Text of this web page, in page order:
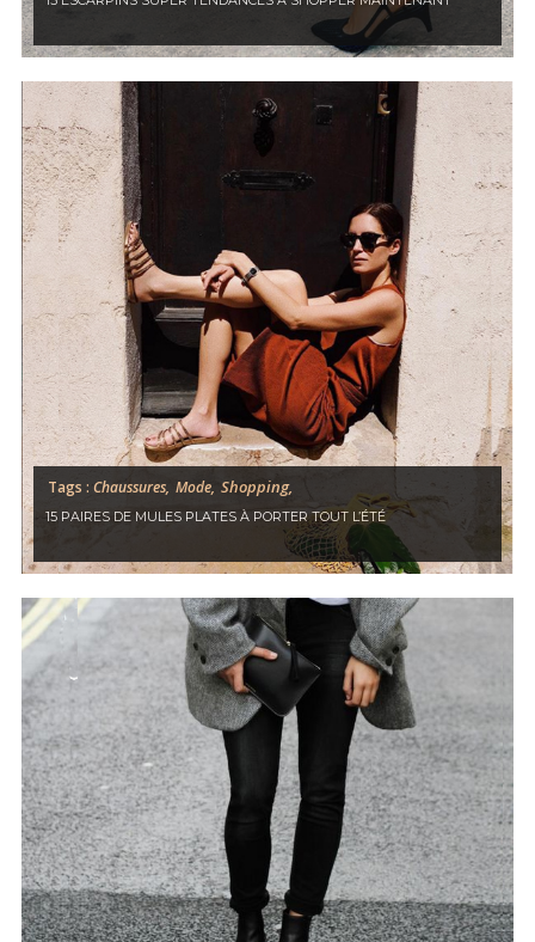
Tags : Chaussures, Mode, Shopping,
15 PAIRES DE MULES PLATES À PORTER TOUT L’ÉTÉ
This popup will close in:60
MODE, BEAUTÉ, DÉCO,
LIFESTYLE
Inspirations, style et sélections
shopping
directement dans votre boite
aux lettres !
FERMER